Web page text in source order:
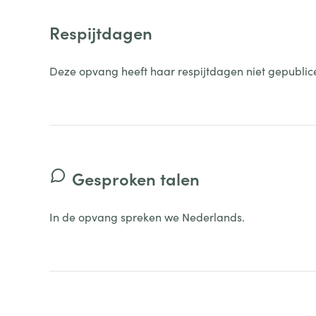
Respijtdagen
Deze opvang heeft haar respijtdagen niet
Gesproken talen
In de opvang spreken we Nederlands.